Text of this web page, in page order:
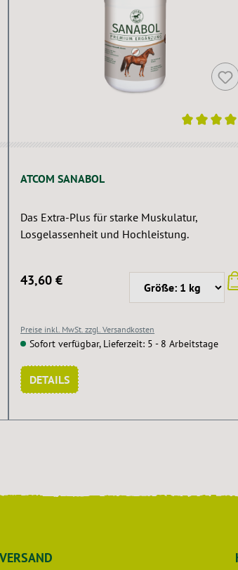
ATCOM SANABOL
Das Extra-Plus für starke Muskulatur,
Losgelassenheit und Hochleistung.
43,60 €
Preise inkl. MwSt. zzgl. Versandkosten
Sofort verfügbar, Lieferzeit: 5 - 8 Arbeitstage
DETAILS
VERSAND